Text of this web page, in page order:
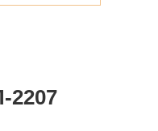
2207